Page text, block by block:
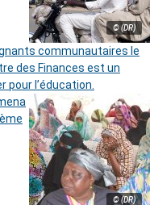
© (DR)
communautaires le
des Finances est un
pour l’éducation.
© (DR)